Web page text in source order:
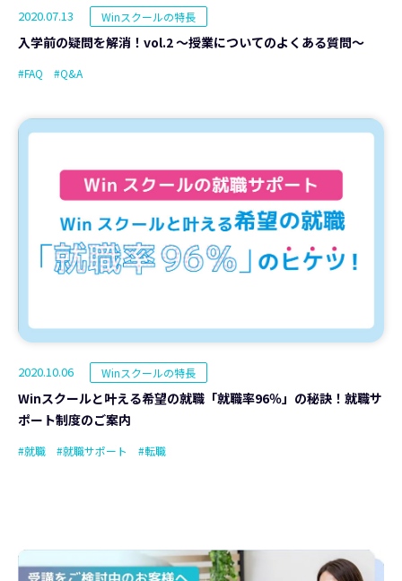
2020.07.13 Winスクールの特長
入学前の疑問を解消！vol.2 ～授業についてのよくある質問～
#FAQ #Q&A
2020.10.06 Winスクールの特長
Winスクールと叶える希望の就職「就職率96％」の秘訣！就職サ
ポート制度のご案内
#就職 #就職サポート #転職